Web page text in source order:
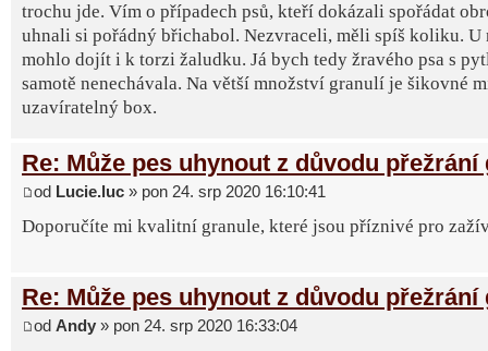
trochu jde. Vím o případech psů, kteří dokázali spořádat
uhnali si pořádný břichabol. Nezvraceli, měli spíš koliku. U
mohlo dojít i k torzi žaludku. Já bych tedy žravého psa s
samotě nenechávala. Na větší množství granulí je šikovné
uzavíratelný box.
Re: Může pes uhynout z důvodu přežrání
od Lucie.luc » pon 24. srp 2020 16:10:41
Doporučíte mi kvalitní granule, které jsou příznivé pro
Re: Může pes uhynout z důvodu přežrání
od Andy » pon 24. srp 2020 16:33:04